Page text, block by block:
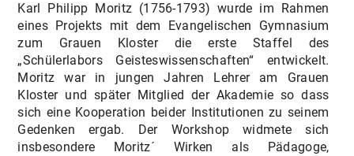
Karl Philipp Moritz (1756-1793) wurde im Rahmen
eines Projekts mit dem Evangelischen Gymnasium
zum Grauen Kloster die erste Staffel des
„Schülerlabors Geisteswissenschaften“ entwickelt.
Moritz war in jungen Jahren Lehrer am Grauen
Kloster und später Mitglied der Akademie so dass
sich eine Kooperation beider Institutionen zu seinem
Gedenken ergab. Der Workshop widmete sich
insbesondere Moritz´ Wirken als Pädagoge,